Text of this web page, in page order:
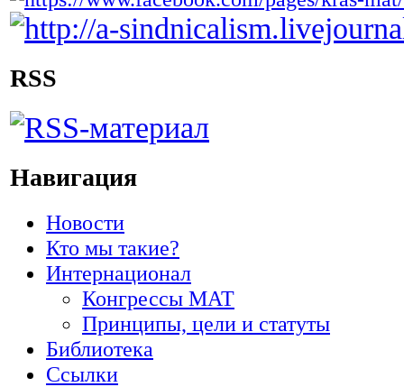
RSS
Навигация
Новости
Кто мы такие?
Интернационал
Конгрессы МАТ
Принципы, цели и статуты
Библиотека
Ссылки